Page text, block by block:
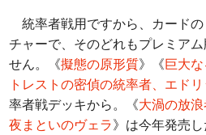
統率者戦用ですから、カード
チャーで、そのどれもプレミア
せん。《擬態の原形質》《巨大
トレストの密偵の統率者、エド
率者戦デッキから。《大渦の放
夜まといのヴェラ》は今年発売